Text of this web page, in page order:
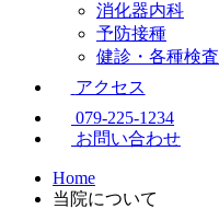
消化器内科
予防接種
健診・各種検査
アクセス
079-225-1234
お問い合わせ
Home
当院について